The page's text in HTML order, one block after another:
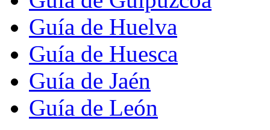
Guía de Huelva
Guía de Huesca
Guía de Jaén
Guía de León